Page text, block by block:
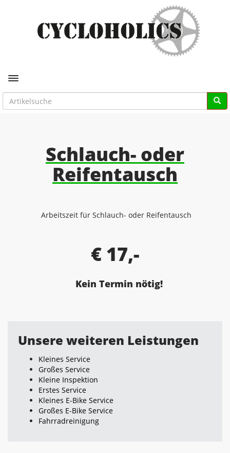
Toggle navigation
Schlauch- oder
Reifentausch
Arbeitszeit für Schlauch- oder Reifentausch
€ 17,-
Kein Termin nötig!
Unsere weiteren Leistungen
Kleines Service
Großes Service
Kleine Inspektion
Erstes Service
Kleines E-Bike Service
Großes E-Bike Service
Fahrradreinigung